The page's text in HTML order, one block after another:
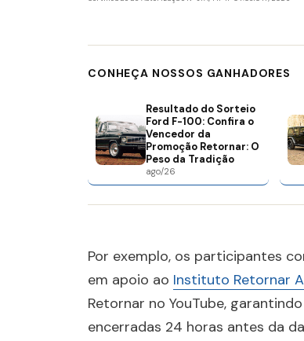
CONHEÇA NOSSOS GANHADORES
Resultado do Sorteio
Ford F-100: Confira o
Vencedor da
Promoção Retornar: O
Peso da Tradição
ago/26
Por exemplo, os participantes
em apoio ao Instituto Retornar
Retornar no YouTube,
encerradas 24 horas antes da